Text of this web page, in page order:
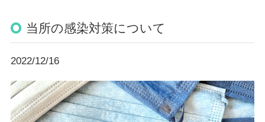
当所の感染対策について
2022/12/16